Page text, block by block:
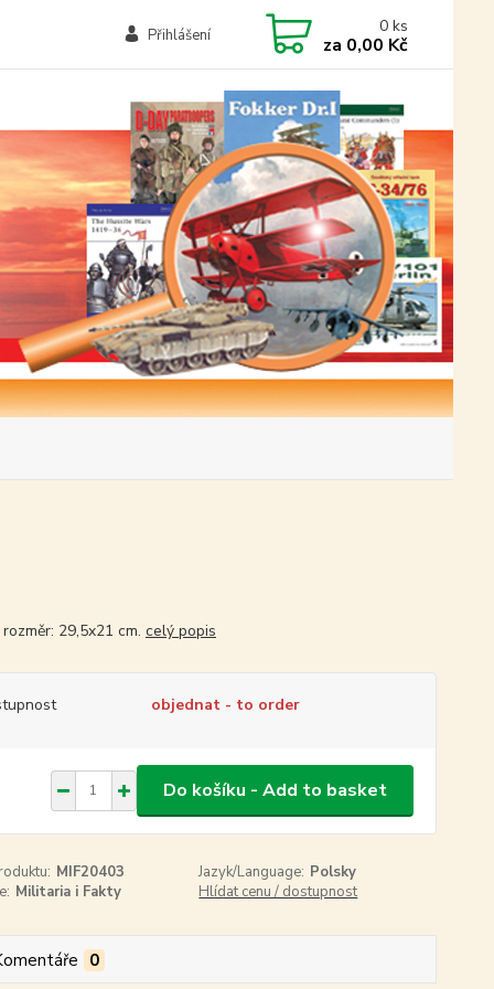
Přihlášení 0 ks
za 0,00 Kč
29,5x21 cm. celý popis
objednat - to order
Do košíku - Add to basket
MIF20403 Jazyk/Language: Polsky
Militaria i Fakty Hlídat cenu / dostupnost
0